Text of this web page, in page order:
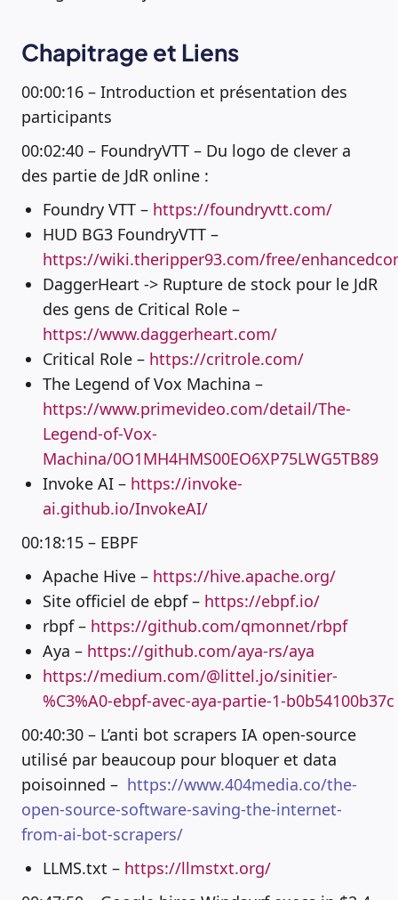
Chapitrage et Liens
00:00:16 – Introduction et présentation des
participants
00:02:40 – FoundryVTT – Du logo de clever a
des partie de JdR online :
Foundry VTT – https://foundryvtt.com/
HUD BG3 FoundryVTT –
https://wiki.theripper93.com/free/
DaggerHeart -> Rupture de stock pour le JdR
des gens de Critical Role –
https://www.daggerheart.com/
Critical Role – https://critrole.com/
The Legend of Vox Machina –
https://www.primevideo.com/detail/The-
Legend-of-Vox-
Machina/0O1MH4HMS00EO6XP75LWG5TB89
Invoke AI – https://invoke-
ai.github.io/InvokeAI/
00:18:15 – EBPF
Apache Hive – https://hive.apache.org/
Site officiel de ebpf – https://ebpf.io/
rbpf – https://github.com/qmonnet/rbpf
Aya – https://github.com/aya-rs/aya
https://medium.com/@littel.jo/sinitier-
%C3%A0-ebpf-avec-aya-partie-1-b0b54100b37c
00:40:30 – L’anti bot scrapers IA open-source
utilisé par beaucoup pour bloquer et data
poisoinned – https://www.404media.co/the-
open-source-software-saving-the-internet-
from-ai-bot-scrapers/
LLMS.txt – https://llmstxt.org/